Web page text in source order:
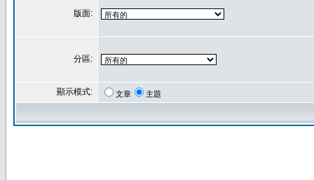
版面:
分區:
顯示模式: 文章 主題